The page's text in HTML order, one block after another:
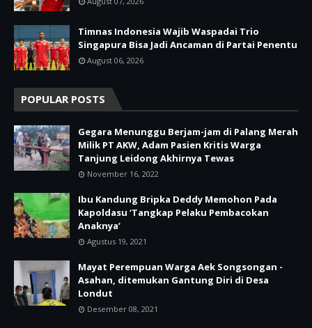
Timnas Indonesia Wajib Waspadai Trio
Singapura Bisa Jadi Ancaman di Partai Penentu
August 06, 2026
POPULAR POSTS
Gegara Menunggu Berjam-jam di Palang Merah
Milik PT AKW, Adam Pasien Kritis Warga
Tanjung Leidong Akhirnya Tewas
November 16, 2022
Ibu Kandung Bripka Deddy Memohon Pada
Kapoldasu ‘Tangkap Pelaku Pembacokan
Anaknya’
Agustus 19, 2021
Mayat Perempuan Warga Aek Songsongan -
Asahan, ditemukan Gantung Diri di Desa
Londut
Desember 08, 2021